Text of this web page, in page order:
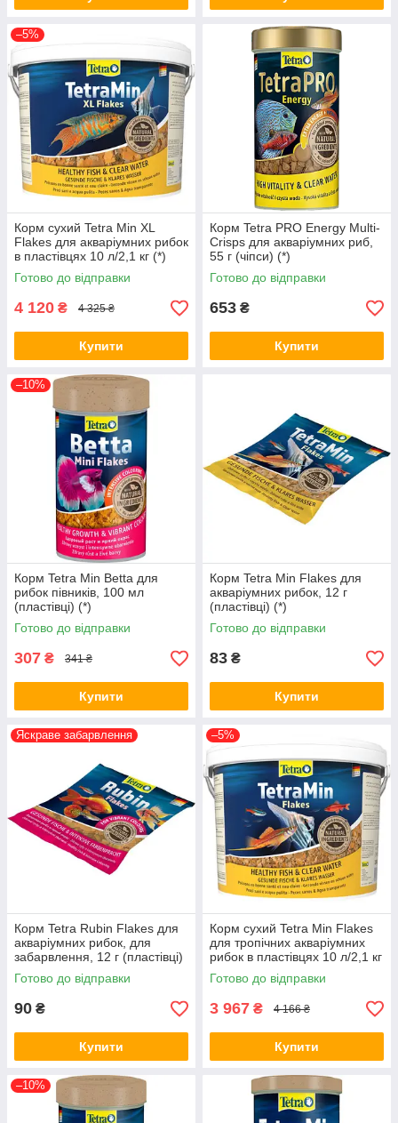
–5%
Корм сухий Tetra Min XL
Flakes для акваріумних рибок
в пластівцях 10 л/2,1 кг (*)
Готово до відправки
4 120 ₴ 4 325 ₴
Купити
Корм Tetra PRO Energy Multi-
Crisps для акваріумних риб,
55 г (чіпси) (*)
Готово до відправки
653 ₴
Купити
–10%
Корм Tetra Min Betta для
рибок півників, 100 мл
(пластівці) (*)
Готово до відправки
307 ₴ 341 ₴
Купити
Корм Tetra Min Flakes для
акваріумних рибок, 12 г
(пластівці) (*)
Готово до відправки
83 ₴
Купити
Яскраве забарвлення
Корм Tetra Rubin Flakes для
акваріумних рибок, для
забарвлення, 12 г (пластівці)
(*)
Готово до відправки
90 ₴
Купити
–5%
Корм сухий Tetra Min Flakes
для тропічних акваріумних
рибок в пластівцях 10 л/2,1 кг
(*)
Готово до відправки
3 967 ₴ 4 166 ₴
Купити
–10%